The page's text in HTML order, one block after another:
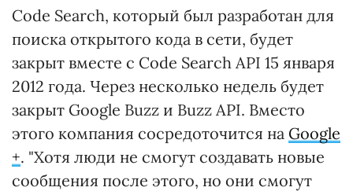
Code Search, который был разработан для
поиска открытого кода в сети, будет
закрыт вместе с Code Search API 15 января
2012 года. Через несколько недель будет
закрыт Google Buzz и Buzz API. Вместо
этого компания сосредоточится на Google
+. "Хотя люди не смогут создавать новые
сообщения после этого, но они смогут